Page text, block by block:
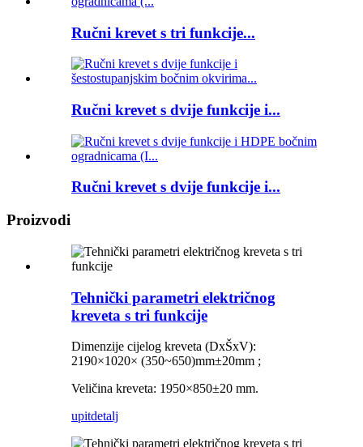
Ručni krevet s tri funkcije...
Ručni krevet s dvije funkcije i...
Ručni krevet s dvije funkcije i...
Proizvodi
Tehnički parametri električnog
kreveta s tri funkcije
Dimenzije cijelog kreveta (DxŠxV):
2190×1020× (350~650)mm±20mm ;
Veličina kreveta: 1950×850±20 mm.
upitdetalj